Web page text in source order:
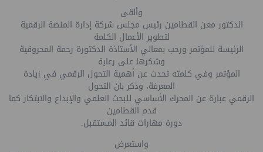
وألقى
الدكتور معن القطامين رئيس مجلس شركة إدارة المنصة الرقمية
لتطوير الأعمال الكلمة
الرئيسة للمؤتمر ورحب بمعالي الأستاذة الدكتورة رحمة المحروقية
وشكرها على رعاية
المؤتمر وفي كلمته تحدث عن أهمية التحول الرقمي في زيادة
المعرفة، وذكر بأن التحول
الرقمي عبارة عن المحرك الأساسي للبحث العلمي والإبداع والابتكار كما
قدم القطامين
دورة مهارات قائد المستقبل.
واستعرض